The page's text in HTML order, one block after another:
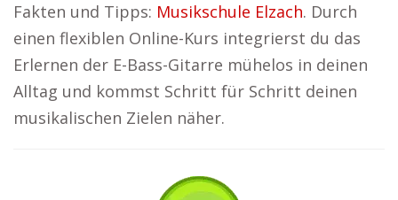
Fakten und Tipps: Musikschule Elzach. Durch
einen flexiblen Online-Kurs integrierst du das
Erlernen der E-Bass-Gitarre mühelos in deinen
Alltag und kommst Schritt für Schritt deinen
musikalischen Zielen näher.